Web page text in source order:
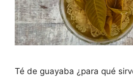
Té de guayaba ¿para qué